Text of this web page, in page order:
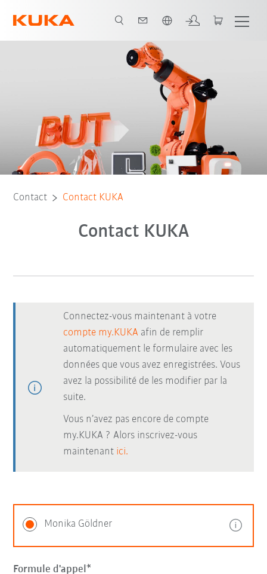
Contact Contact KUKA
Contact KUKA
Connectez-vous maintenant à votre
compte my.KUKA afin de remplir
automatiquement le formulaire avec les
données que vous avez enregistrées. Vous
avez la possibilité de les modifier par la
suite.
Vous n’avez pas encore de compte
my.KUKA ? Alors inscrivez-vous
maintenant ici.
Monika Göldner
Formule d'appel